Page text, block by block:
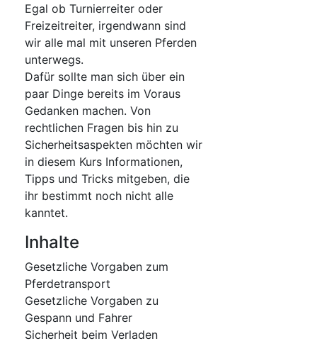
Egal ob Turnierreiter oder
Freizeitreiter, irgendwann sind
wir alle mal mit unseren Pferden
unterwegs.
Dafür sollte man sich über ein
paar Dinge bereits im Voraus
Gedanken machen. Von
rechtlichen Fragen bis hin zu
Sicherheitsaspekten möchten wir
in diesem Kurs Informationen,
Tipps und Tricks mitgeben, die
ihr bestimmt noch nicht alle
kanntet.
Inhalte
Gesetzliche Vorgaben zum
Pferdetransport
Gesetzliche Vorgaben zu
Gespann und Fahrer
Sicherheit beim Verladen